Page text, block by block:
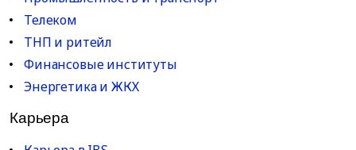
Телеком
ТНП и ритейл
Финансовые институты
Энергетика и ЖКХ
Карьера